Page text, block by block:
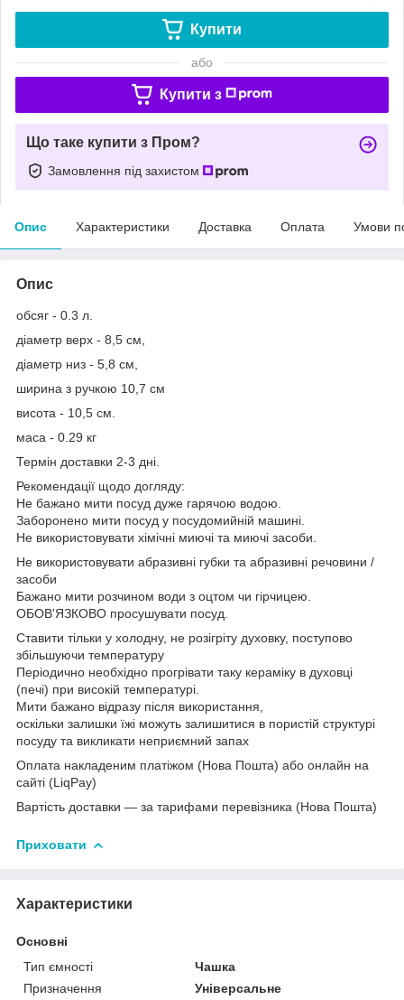
Купити
або
Купити з
Що таке купити з Пром?
Замовлення під захистом
Опис Характеристики Доставка Оплата Умови
Опис
обсяг - 0.3 л.
діаметр верх - 8,5 см,
діаметр низ - 5,8 см,
ширина з ручкою 10,7 см
висота - 10,5 см.
маса - 0.29 кг
Термін доставки 2-3 дні.
Рекомендації щодо догляду:
Не бажано мити посуд дуже гарячою водою.
Заборонено мити посуд у посудомийній машині.
Не використовувати хімічні миючі та миючі засоби.
Не використовувати абразивні губки та абразивні речовини /
засоби
Бажано мити розчином води з оцтом чи гірчицею.
ОБОВ'ЯЗКОВО просушувати посуд.
Ставити тільки у холодну, не розігріту духовку, поступово
збільшуючи температуру
Періодично необхідно прогрівати таку кераміку в духовці
(печі) при високій температурі.
Мити бажано відразу після використання,
оскільки залишки їжі можуть залишитися в пористій структурі
посуду та викликати неприємний запах
Оплата накладеним платіжом (Нова Пошта) або онлайн на
сайті (LiqPay)
Вартість доставки — за тарифами перевізника (Нова Пошта)
Приховати
Характеристики
Основні
Тип ємності
Чашка
Призначення
Універсальне